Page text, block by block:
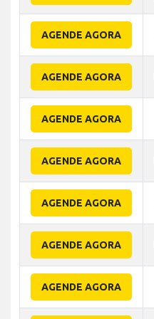
AGENDE AGORA
AGENDE AGORA
AGENDE AGORA
AGENDE AGORA
AGENDE AGORA
AGENDE AGORA
AGENDE AGORA